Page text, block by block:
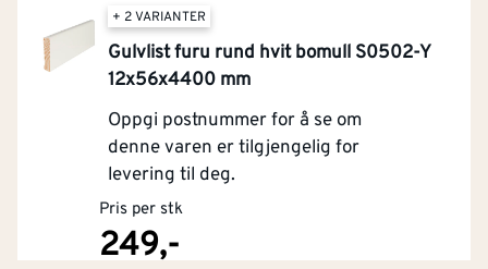
+ 2 VARIANTER
Gulvlist furu rund hvit bomull S0502-Y
12x56x4400 mm
Oppgi postnummer for å se om
denne varen er tilgjengelig for
levering til deg.
Pris per stk
249,-